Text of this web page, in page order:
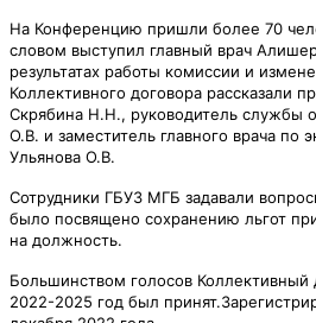
На Конференцию пришли более 70
словом выступил главный врач
результатах работы комиссии и
Коллективного договора рассказали
Скрябина Н.Н., руководитель службы
О.В. и заместитель главного врача по
Ульянова О.В.
Сотрудники ГБУЗ МГБ задавали
было посвящено сохранению льгот
на должность.
Большинством голосов
2022-2025 год был принят.